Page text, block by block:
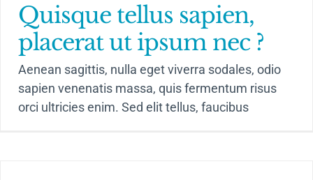
Kontakt & Sprechzeiten
Quisque tellus sapien,
placerat ut ipsum nec ?
Aenean sagittis, nulla eget viverra sodales, odio
sapien venenatis massa, quis fermentum risus
orci ultricies enim. Sed elit tellus, faucibus